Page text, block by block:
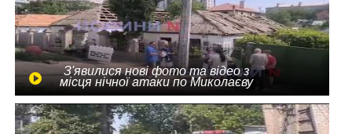
З'явилися нові фото та відео з
місця нічної атаки по Миколаєву